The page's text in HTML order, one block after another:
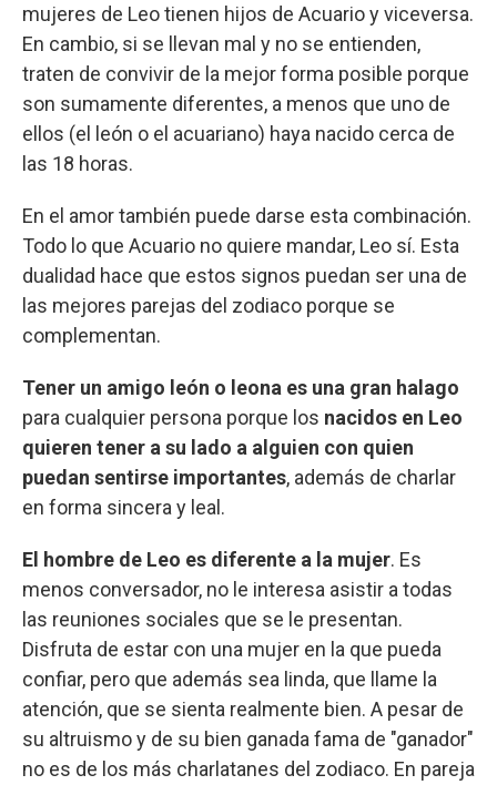
mujeres de Leo tienen hijos de Acuario y viceversa.
En cambio, si se llevan mal y no se entienden,
traten de convivir de la mejor forma posible porque
son sumamente diferentes, a menos que uno de
ellos (el león o el acuariano) haya nacido cerca de
las 18 horas.
En el amor también puede darse esta combinación.
Todo lo que Acuario no quiere mandar, Leo sí. Esta
dualidad hace que estos signos puedan ser una de
las mejores parejas del zodiaco porque se
complementan.
Tener un amigo león o leona es una gran halago
para cualquier persona porque los nacidos en Leo
quieren tener a su lado a alguien con quien
puedan sentirse importantes, además de charlar
en forma sincera y leal.
El hombre de Leo es diferente a la mujer. Es
menos conversador, no le interesa asistir a todas
las reuniones sociales que se le presentan.
Disfruta de estar con una mujer en la que pueda
confiar, pero que además sea linda, que llame la
atención, que se sienta realmente bien. A pesar de
su altruismo y de su bien ganada fama de "ganador"
no es de los más charlatanes del zodiaco. En pareja